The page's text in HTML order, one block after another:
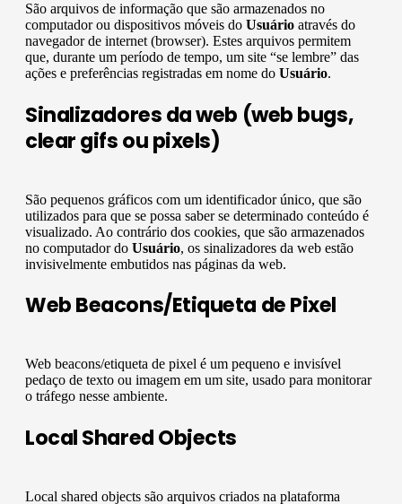
São arquivos de informação que são armazenados no
computador ou dispositivos móveis do Usuário através do
navegador de internet (browser). Estes arquivos permitem
que, durante um período de tempo, um site “se lembre” das
ações e preferências registradas em nome do Usuário.
Sinalizadores da web (web bugs,
clear gifs ou pixels)
São pequenos gráficos com um identificador único, que são
utilizados para que se possa saber se determinado conteúdo é
visualizado. Ao contrário dos cookies, que são armazenados
no computador do Usuário, os sinalizadores da web estão
invisivelmente embutidos nas páginas da web.
Web Beacons/Etiqueta de Pixel
Web beacons/etiqueta de pixel é um pequeno e invisível
pedaço de texto ou imagem em um site, usado para monitorar
o tráfego nesse ambiente.
Local Shared Objects
Local shared objects são arquivos criados na plataforma